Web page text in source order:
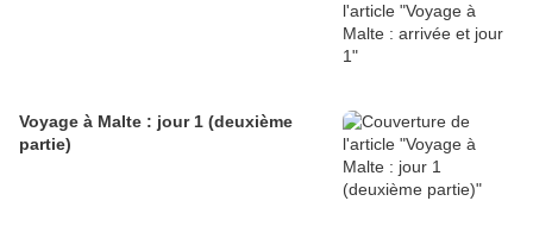
Voyage à Malte : jour 1 (deuxième
partie)